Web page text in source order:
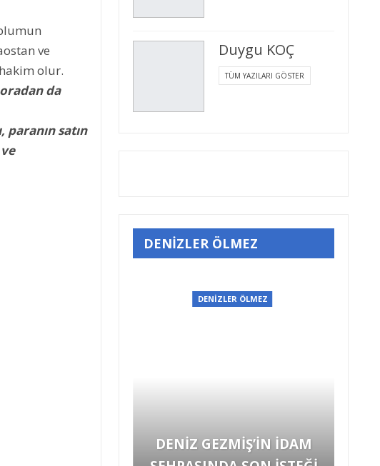
ve
olur.
da
paranın satın
Duygu KOÇ
TÜM YAZILARI GÖSTER
DENİZLER ÖLMEZ
DENİZLER ÖLMEZ